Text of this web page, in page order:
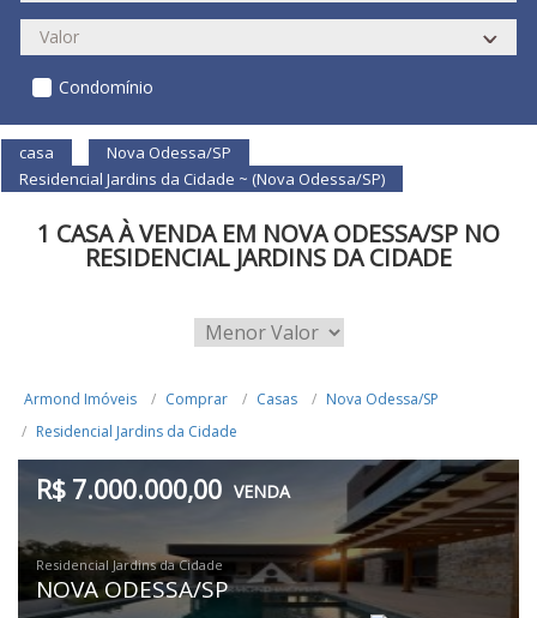
Condomínio
casa
Nova Odessa/SP
Residencial Jardins da Cidade ~ (Nova Odessa/SP)
1 CASA À VENDA EM NOVA ODESSA/SP NO
RESIDENCIAL JARDINS DA CIDADE
Armond Imóveis Comprar Casas
Nova Odessa/SP
Residencial Jardins da Cidade
R$ 7.000.000,00 VENDA
Residencial Jardins da Cidade
NOVA ODESSA/SP